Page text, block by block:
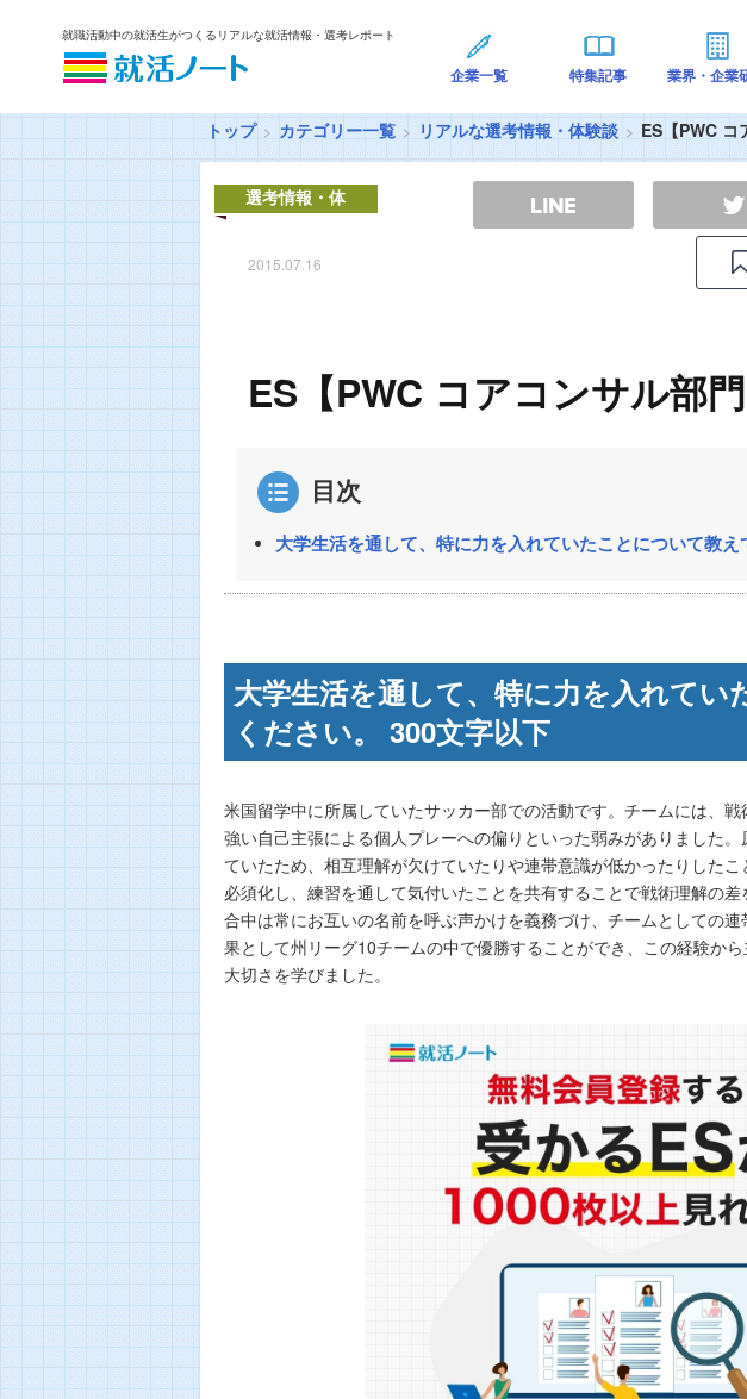
就職活動中の就活生がつくるリアルな就活情報・選考レポート
企業一覧 特集記事 業界・企業
トップ カテゴリー一覧 リアルな選考情報・体験談 ES【PWC コ
選考情報・体
2015.07.16
ES【PWC コアコンサル部
目次
大学生活を通して、特に力を入れていたことについて教
大学生活を通して、特に力を入れてい
ください。 300文字以下
米国留学中に所属していたサッカー部での活動です。チームには、
強い自己主張による個人プレーへの偏りといった弱みがありました
ていたため、相互理解が欠けていたりや連帯意識が低かったりした
必須化し、練習を通して気付いたことを共有することで戦術理解の
合中は常にお互いの名前を呼ぶ声かけを義務づけ、チームとしての
果として州リーグ10チームの中で優勝することができ、この経験か
大切さを学びました。